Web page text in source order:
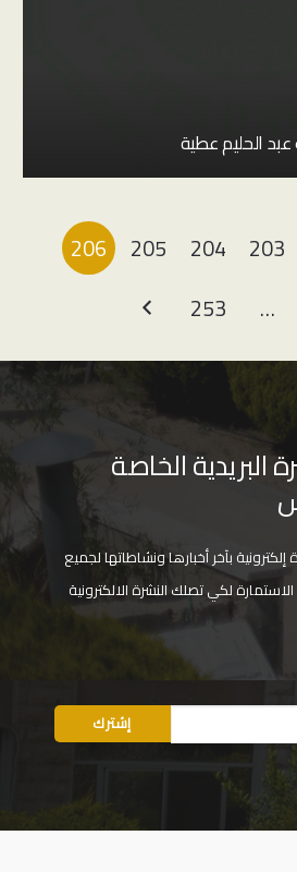
الحليم عطية
203
204
205
206
…
253
البريدية الخاصة
بآخر أخبارها ونشاطاتها لجميع
لكي تصلك النشرة الالكترونية